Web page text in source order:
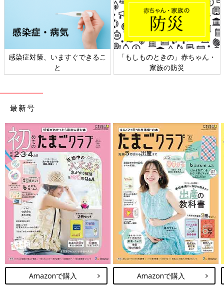
るの剛士さん、3位はNON STYLE石田明さんが
ランクイン。昨年パパになったミュージシャン
のDAIGOさんが4位、声優の花江夏樹さんが9位
に初登場しました。 また、今年新設した【アニ
メ・漫画部門】では、『クレヨンしんちゃん』
より、野原ひろしさんが1位に選ばれました。
感染症対策、いますぐできるこ
と
「もしものときの」赤ちゃん・
家族の防災
最新号
Amazonで購入 Amazonで購入